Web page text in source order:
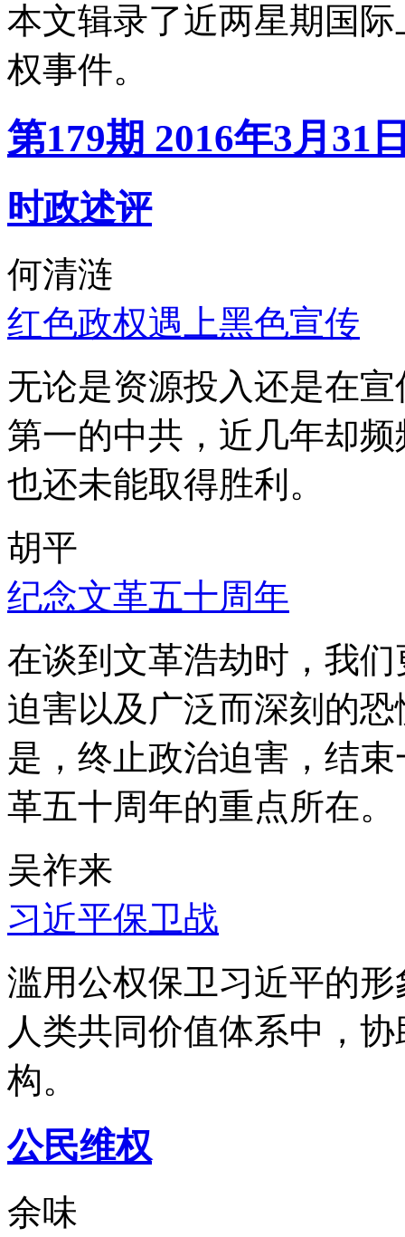
本文辑录了近两星期国
权事件。
第179期 2016年3月31
时政述评
何清涟
红色政权遇上黑色宣传
无论是资源投入还是在
第一的中共，近几年却
也还未能取得胜利。
胡平
纪念文革五十周年
在谈到文革浩劫时，我
迫害以及广泛而深刻的
是，终止政治迫害，结
革五十周年的重点所在。
吴祚来
习近平保卫战
滥用公权保卫习近平的
人类共同价值体系中，
构。
公民维权
余味